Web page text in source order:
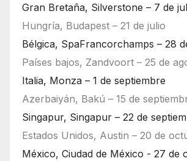
Gran Bretaña, Silverstone – 7 de
Hungría, Budapest – 21 de julio
Bélgica, SpaFrancorchamps – 28
Países bajos, Zandvoort – 25 de
Italia, Monza – 1 de septiembre
Azerbaiyán, Bakú – 15 de
Singapur, Singapur – 22 de
Estados Unidos, Austin – 20 de
México, Ciudad de México - 27 de